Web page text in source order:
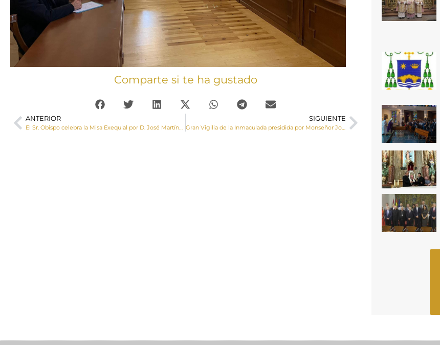
Comparte si te ha gustado
ANTERIOR
El Sr. Obispo celebra la Misa Exequial por D. José Martínez Puertas, Josete
SIGUIENTE
Gran Vigilia de la Inmaculada presidida por Monseñor José Mª Yanguas